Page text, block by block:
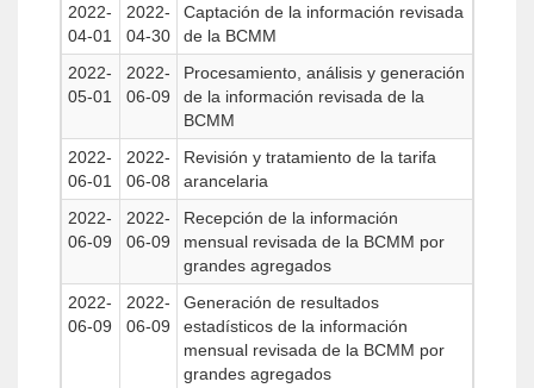
2022-
04-01
2022-
04-30
Captación de la información revisada
de la BCMM
2022-
05-01
2022-
06-09
Procesamiento, análisis y generación
de la información revisada de la
BCMM
2022-
06-01
2022-
06-08
Revisión y tratamiento de la tarifa
arancelaria
2022-
06-09
2022-
06-09
Recepción de la información
mensual revisada de la BCMM por
grandes agregados
2022-
06-09
2022-
06-09
Generación de resultados
estadísticos de la información
mensual revisada de la BCMM por
grandes agregados